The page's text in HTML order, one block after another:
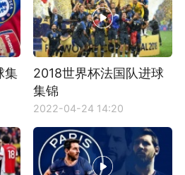
集
2018世界杯法国队进球
集锦
2022-04-24 14:20